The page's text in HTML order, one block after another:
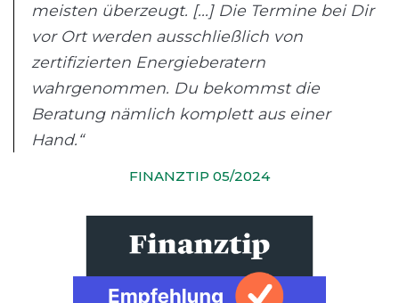
meisten überzeugt. [...] Die Termine bei Dir
vor Ort werden ausschließlich von
zertifizierten Energieberatern
wahrgenommen. Du bekommst die
Beratung nämlich komplett aus einer
Hand.“
FINANZTIP 05/2024